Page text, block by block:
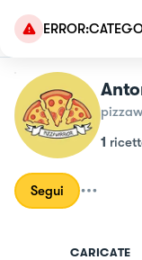
1
Segui
CARICATE